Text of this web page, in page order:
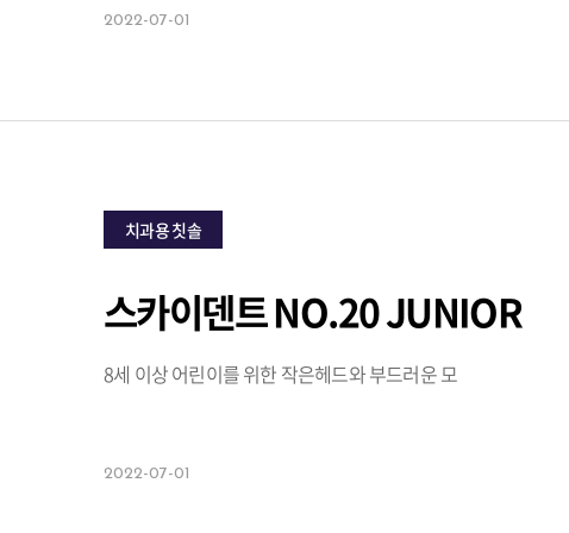
2022-07-01
치과용 칫솔
스카이덴트 NO.20 JUNIOR
8세 이상 어린이를 위한 작은헤드와 부드러운 모
2022-07-01